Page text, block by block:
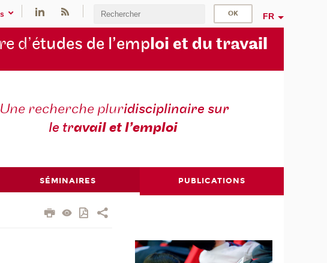
FR
d’études de l’emploi et du travail
Une recherche pluridisciplinaire sur
le travail et l’emploi
SÉMINAIRES PUBLICATIONS